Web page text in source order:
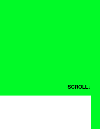
SCROLL↓